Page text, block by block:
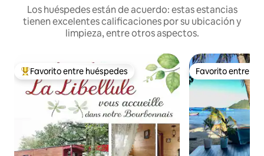
Los huéspedes están de acuerdo: estas estancias
tienen excelentes calificaciones por su ubicación y
limpieza, entre otros aspectos.
De los mejores en Favorito entre huéspedes
Favorito entre huéspedes Favorito entre
Favorito entre